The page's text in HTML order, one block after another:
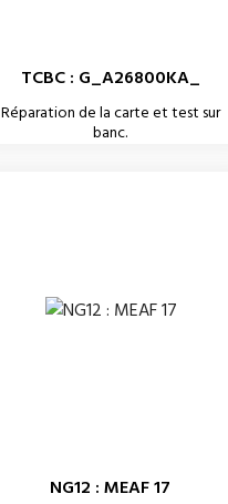
TCBC : G_A26800KA_
Réparation de la carte et test sur
banc.
NG12 : MEAF 17